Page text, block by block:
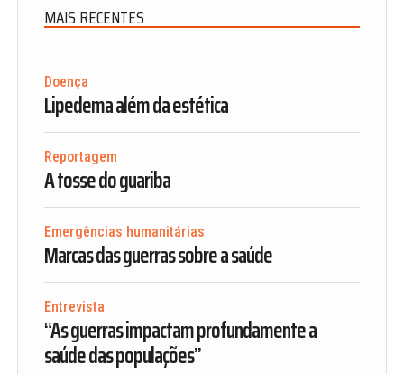
MAIS RECENTES
Doença
Lipedema além da estética
Reportagem
A tosse do guariba
Emergências humanitárias
Marcas das guerras sobre a saúde
Entrevista
“As guerras impactam profundamente a
saúde das populações”